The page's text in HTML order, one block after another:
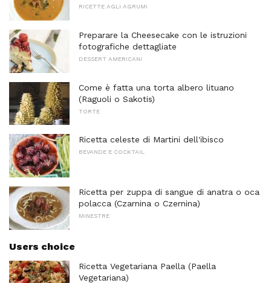
RICETTE AGLI AGRUMI
Preparare la Cheesecake con le istruzioni
fotografiche dettagliate
DESSERT AMERICANI
Come è fatta una torta albero lituano
(Raguoli o Sakotis)
TORTE
Ricetta celeste di Martini dell'ibisco
BEVANDE E COCKTAIL
Ricetta per zuppa di sangue di anatra o oca
polacca (Czarnina o Czernina)
MINESTRE
Users choice
Ricetta Vegetariana Paella (Paella
Vegetariana)